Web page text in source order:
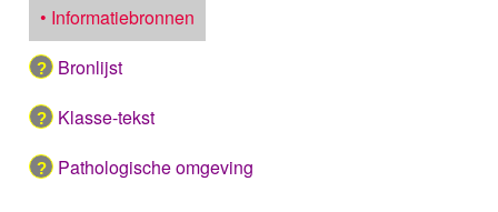
• Informatiebronnen
Bronlijst
Klasse-tekst
Pathologische omgeving